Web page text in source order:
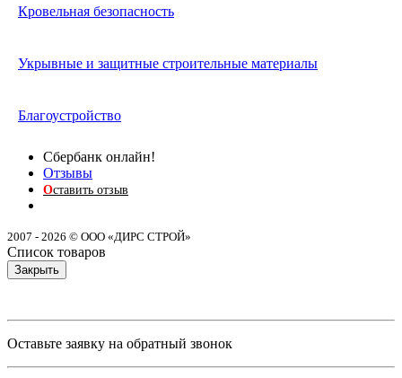
Кровельная безопасность
Укрывные и защитные строительные материалы
Благоустройство
Сбербанк онлайн!
Отзывы
Оставить отзыв
2007 - 2026 © ООО «ДИРС СТРОЙ»
Список товаров
Закрыть
Оставьте заявку на обратный звонок